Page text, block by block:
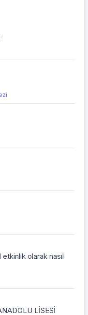
olarak nasıl
LİSESİ